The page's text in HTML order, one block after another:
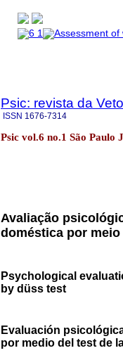
Psic: revista da
ISSN 1676-7314
Psic vol.6 no.1 São Paulo
Avaliação
doméstica por
Psychological
by düss test
Evaluación
por medio del test de